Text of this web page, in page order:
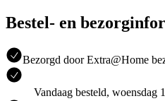
Bestel- en
Bezorgd door Extra@Home
Vandaag besteld, woensdag